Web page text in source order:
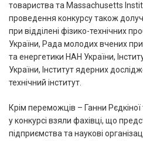
товариства та Massachusetts
проведення конкурсу також
при відділені фізико-технічних
України, Рада молодих вчених при
та енергетики НАН України,
України, Інститут ядерних
технічний інститут.
Крім переможців – Ганни
у конкурсі взяли фахівці, що
підприємства та наукові